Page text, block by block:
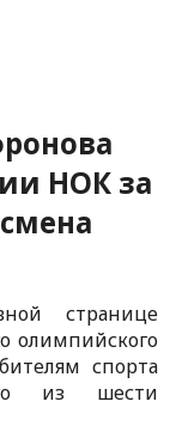
НОК за
странице
олимпийского
спорта
из шести